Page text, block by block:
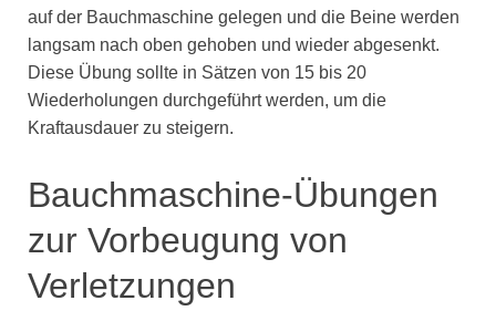
auf der Bauchmaschine gelegen und die Beine werden
langsam nach oben gehoben und wieder abgesenkt.
Diese Übung sollte in Sätzen von 15 bis 20
Wiederholungen durchgeführt werden, um die
Kraftausdauer zu steigern.
Bauchmaschine-Übungen
zur Vorbeugung von
Verletzungen